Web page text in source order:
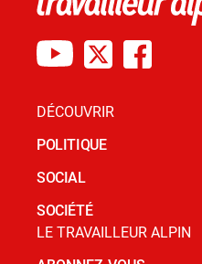
DÉCOUVRIR
POLITIQUE
SOCIAL
SOCIÉTÉ
LE TRAVAILLEUR ALPIN